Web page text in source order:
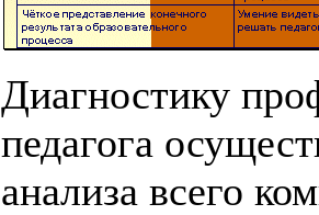
Диагностику
педагога
анализа всего